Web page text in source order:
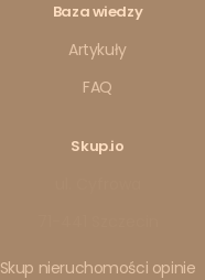
Baza wiedzy
Artykuły
FAQ
Skup.io
Skup nieruchomości opinie